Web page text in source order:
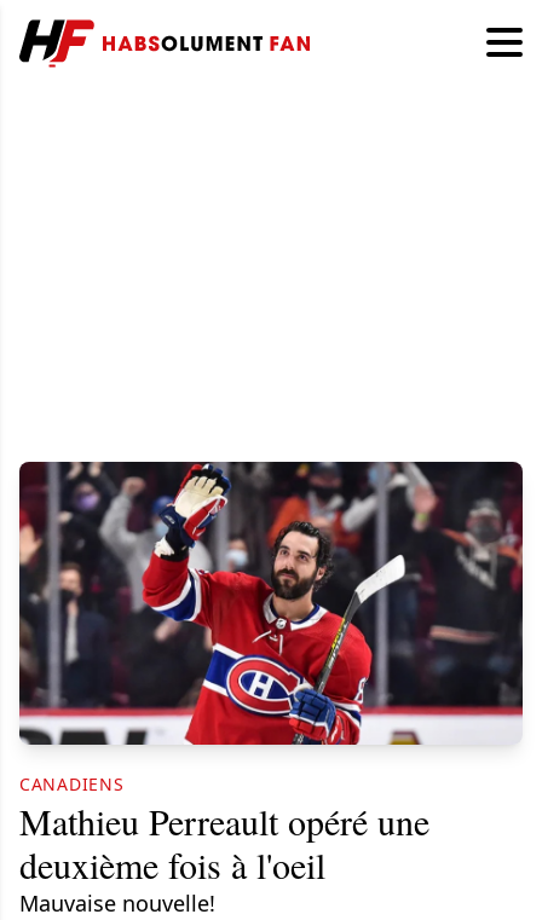
CANADIENS
Mathieu Perreault opéré une
deuxième fois à l'oeil
Mauvaise nouvelle!